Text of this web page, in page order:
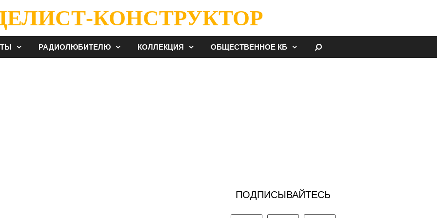
КОНСТРУКТОР
РАДИОЛЮБИТЕЛЮ КОЛЛЕКЦИЯ ОБЩЕСТВЕННОЕ КБ
ПОДПИСЫВАЙТЕСЬ